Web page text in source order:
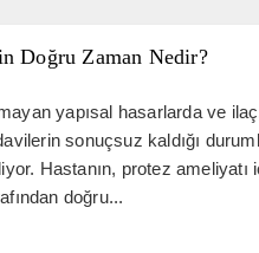
Doğru Zaman Nedir?
yapısal hasarlarda ve
sonuçsuz kaldığı
Hastanın, protez ameliyatı
doğru...